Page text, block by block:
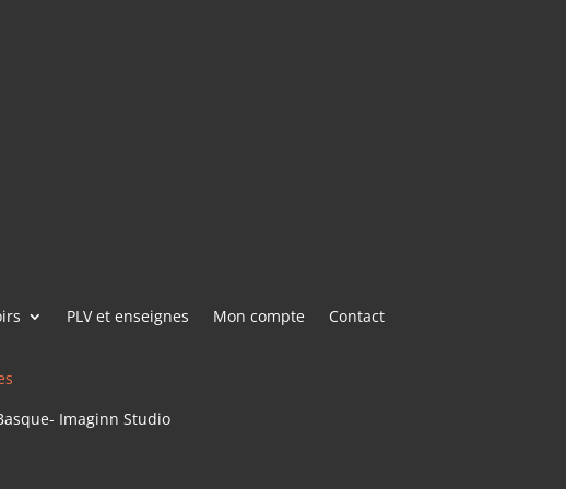
PLV et enseignes Mon compte Contact
Imaginn Studio